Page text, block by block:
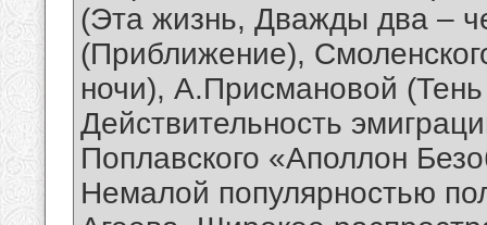
(Эта жизнь, Дважды два –
(Приближение),
ночи), А.Присмановой
Действительность
Поплавского «Аполлон
Немалой популярностью